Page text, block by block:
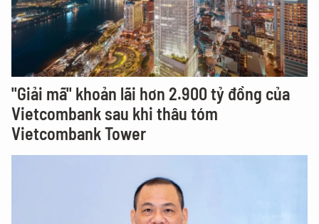
"Giải mã" khoản lãi hơn 2.900 tỷ đồng của
Vietcombank sau khi thâu tóm
Vietcombank Tower